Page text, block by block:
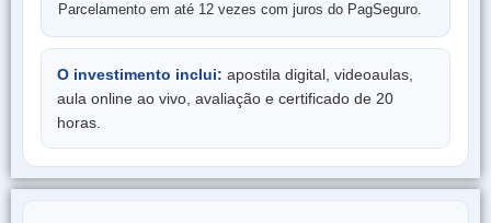
Parcelamento em até 12 vezes com juros do PagSeguro.
O investimento inclui: apostila digital, videoaulas,
aula online ao vivo, avaliação e certificado de 20
horas.